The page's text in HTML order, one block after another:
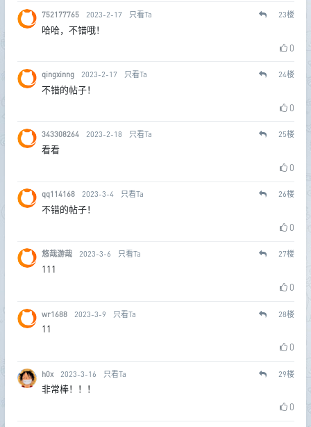
752177765 2023-2-17 只看Ta 23楼
哈哈，不错哦！
0
qingxinng 2023-2-17 只看Ta 24楼
不错的帖子！
0
343308264 2023-2-18 只看Ta 25楼
看看
0
qq114168 2023-3-4 只看Ta 26楼
不错的帖子！
0
悠哉游哉 2023-3-6 只看Ta 27楼
111
0
wr1688 2023-3-9 只看Ta 28楼
11
0
h0x 2023-3-16 只看Ta 29楼
非常棒！！！
0